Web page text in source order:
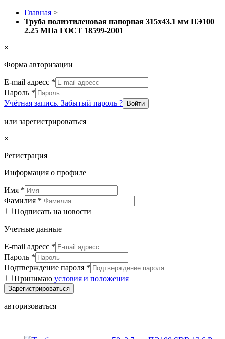
Главная >
Труба полиэтиленовая напорная 315х43.1 мм ПЭ100
2.25 МПа ГОСТ 18599-2001
×
Форма авторизации
E-mail адресс *
Пароль *
Учётная запись. Забытый пароль ?
Войти
или зарегистрироваться
×
Регистрация
Информация о профиле
Имя *
Фамилия *
Подписать на новости
Учетные данные
E-mail адресс *
Пароль *
Подтверждение пароля *
Принимаю условия и положения
Зарегистрироваться
авторизоваться